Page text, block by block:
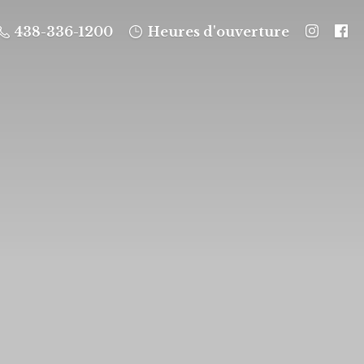
438-336-1200 Heures d'ouverture